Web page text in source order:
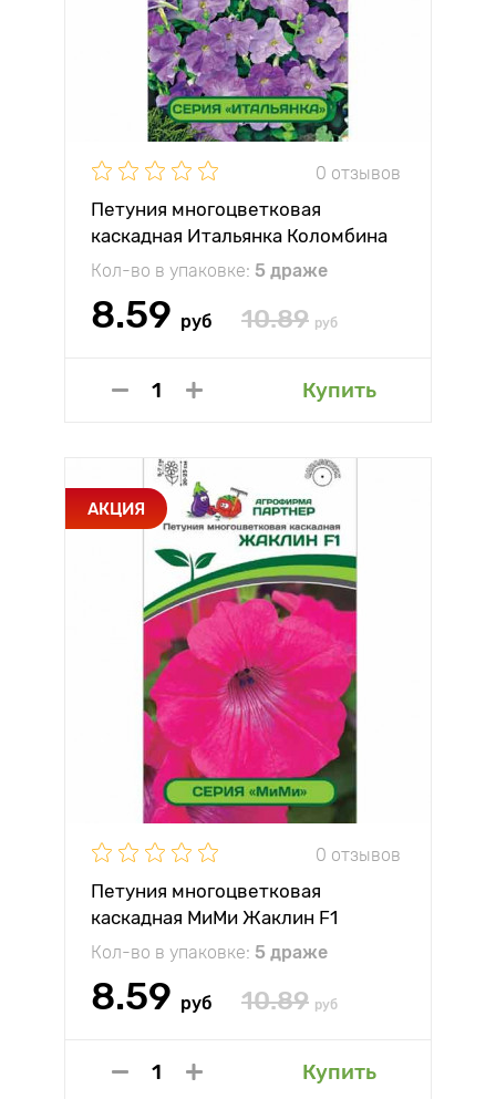
0 отзывов
Петуния многоцветковая
каскадная Итальянка Коломбина
F1 Партнер
Кол-во в упаковке: 5 драже
8.59 руб 10.89 руб
Купить
АКЦИЯ
0 отзывов
Петуния многоцветковая
каскадная МиМи Жаклин F1
Партнер
Кол-во в упаковке: 5 драже
8.59 руб 10.89 руб
Купить